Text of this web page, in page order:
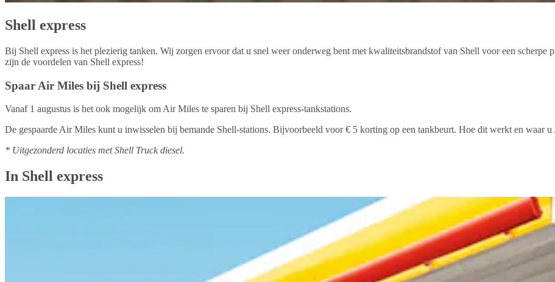
Shell express
Bij Shell express is het plezierig tanken. Wij zorgen ervoor dat u snel weer onderweg bent met kwaliteitsbrandstof van Shell voor een
zijn de voordelen van Shell express!
Spaar Air Miles bij Shell express
Vanaf 1 augustus is het ook mogelijk om Air Miles te sparen bij Shell express-tankstations.
De gespaarde Air Miles kunt u inwisselen bij bemande Shell-stations. Bijvoorbeeld voor € 5 korting op een tankbeurt. Hoe dit werkt en waar
* Uitgezonderd locaties met Shell Truck diesel.
In Shell express